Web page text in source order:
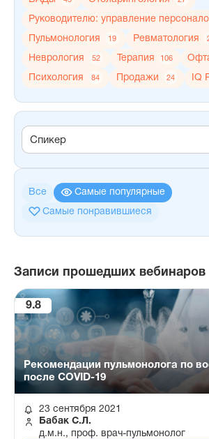
Руководителю: управление
Пульмонология 19 Ревматология
Неврология 52 Терапия 106
Психология 84 Продажи 24 IQ
Все Самые популярные
Самые понравившиеся
Спикер
Записи прошедших вебинаров
9.8
Рекомендации пульмонолога по
после COVID-19
23 сентября 2021
Бабак С.Л.
д.м.н., проф. врач-пульмонолог